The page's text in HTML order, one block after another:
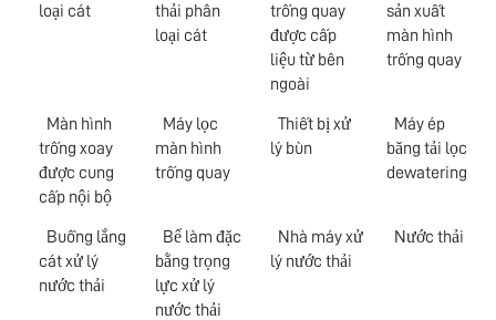
loại cát
thải phân
loại cát
trống quay
được cấp
liệu từ bên
ngoài
sản xuất
màn hình
trống quay
Màn hình
trống xoay
được cung
cấp nội bộ
Máy lọc
màn hình
trống quay
Thiết bị xử
lý bùn
Máy ép
băng tải lọc
dewatering
Buồng lắng
cát xử lý
nước thải
Bể làm đặc
bằng trọng
lực xử lý
nước thải
Nhà máy xử
lý nước thải
Nước thải